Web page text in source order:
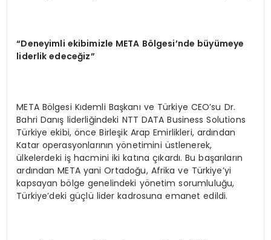
“Deneyimli ekibimizle META Bölgesi’nde büyümeye
liderlik edeceğiz”
META Bölgesi Kıdemli Başkanı ve Türkiye CEO’su Dr.
Bahri Danış liderliğindeki NTT DATA Business Solutions
Türkiye ekibi, önce Birleşik Arap Emirlikleri, ardından
Katar operasyonlarının yönetimini üstlenerek,
ülkelerdeki iş hacmini iki katına çıkardı. Bu başarıların
ardından META yani Ortadoğu, Afrika ve Türkiye’yi
kapsayan bölge genelindeki yönetim sorumluluğu,
Türkiye’deki güçlü lider kadrosuna emanet edildi.